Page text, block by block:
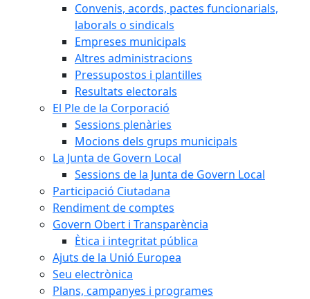
Convenis, acords, pactes funcionarials,
laborals o sindicals
Empreses municipals
Altres administracions
Pressupostos i plantilles
Resultats electorals
El Ple de la Corporació
Sessions plenàries
Mocions dels grups municipals
La Junta de Govern Local
Sessions de la Junta de Govern Local
Participació Ciutadana
Rendiment de comptes
Govern Obert i Transparència
Ètica i integritat pública
Ajuts de la Unió Europea
Seu electrònica
Plans, campanyes i programes